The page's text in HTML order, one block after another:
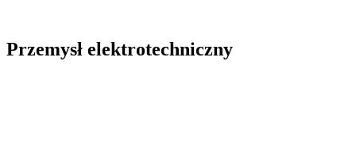
Przemysł elektrotechniczny